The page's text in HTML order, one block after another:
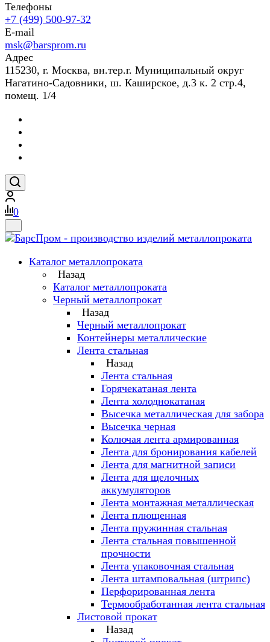
Телефоны
+7 (499) 500-97-32
E-mail
msk@barsprom.ru
Адрес
115230, г. Москва, вн.тер.г. Муниципальный округ
Нагатино-Садовники, ш. Каширское, д.3 к. 2 стр.4,
помещ. 1/4
0
Каталог металлопроката
Назад
Каталог металлопроката
Черный металлопрокат
Назад
Черный металлопрокат
Контейнеры металлические
Лента стальная
Назад
Лента стальная
Горячекатаная лента
Лента холоднокатаная
Высечка металлическая для забора
Высечка черная
Колючая лента армированная
Лента для бронирования кабелей
Лента для магнитной записи
Лента для щелочных
аккумуляторов
Лента монтажная металлическая
Лента плющенная
Лента пружинная стальная
Лента стальная повышенной
прочности
Лента упаковочная стальная
Лента штамповальная (штрипс)
Перфорированная лента
Термообработанная лента стальная
Листовой прокат
Назад